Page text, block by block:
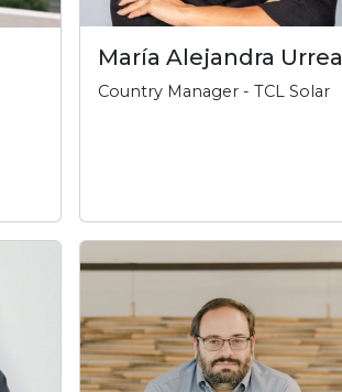
María Alejandra Urrea
Country Manager - TCL Solar